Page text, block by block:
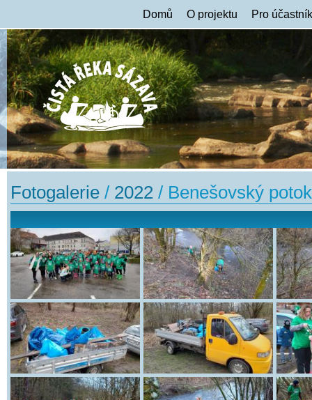
Domů O projektu Pro
Fotogalerie / 2022 / Benešovský potok